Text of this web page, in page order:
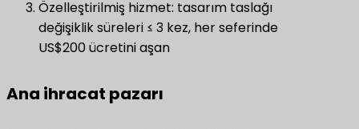
Özelleştirilmiş hizmet: tasarım taslağı
değişiklik süreleri ≤ 3 kez, her seferinde
US$200 ücretini aşan
Ana ihracat pazarı